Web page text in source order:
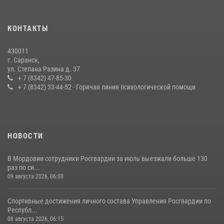
содействии сотрудников Росгвардии
Сотрудники Росгвардии обеспечили безопасность Всероссийского
конкурса профмастерства в Саранске
23 июля 2026, 11:54 4
КОНТАКТЫ
430011
г. Саранск,
ул. Степана Разина д. 37
+ 7 (8342) 47-85-30
+ 7 (8342) 33-44-52 - Горячая линия психологической помощи
НОВОСТИ
В Мордовии сотрудники Росгвардии за июль выезжали больше 130
раз по си...
09 августа 2026, 06:00
Спортивные достижения личного состава Управления Росгвардии по
Республ...
08 августа 2026, 06:15